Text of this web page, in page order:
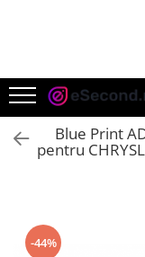
Auto Moto
Accesorii Auto
Anvelope & Jante
Echipamente pentru
Intretinere &
Blue Print
pentru
-44%